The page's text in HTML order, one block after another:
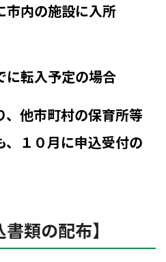
市内の施設に入所
に転入予定の場合
他市町村の保育所等
１０月に申込受付の
類の配布】